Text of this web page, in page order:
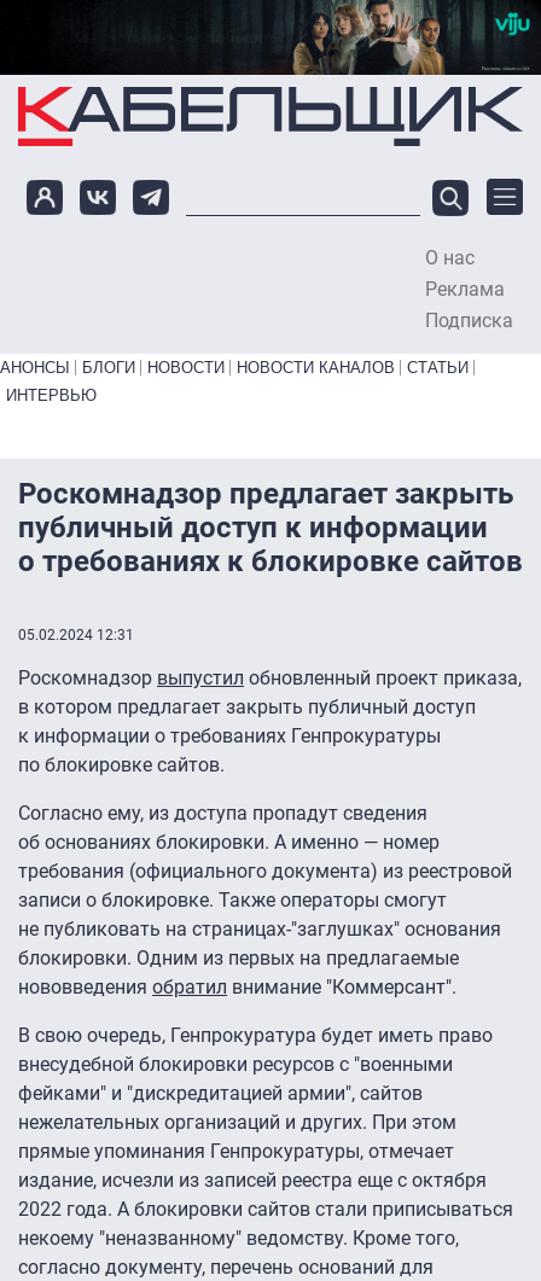
Перейти к основному содержанию
О нас
Реклама
Подписка
Primary links bottom
АНОНСЫ БЛОГИ НОВОСТИ НОВОСТИ КАНАЛОВ
СТАТЬИ
ИНТЕРВЬЮ
Роскомнадзор предлагает закрыть
публичный доступ к информации
о требованиях к блокировке сайтов
05.02.2024 12:31
Роскомнадзор выпустил обновленный проект приказа,
в котором предлагает закрыть публичный доступ
к информации о требованиях Генпрокуратуры
по блокировке сайтов.
Согласно ему, из доступа пропадут сведения
об основаниях блокировки. А именно — номер
требования (официального документа) из реестровой
записи о блокировке. Также операторы смогут
не публиковать на страницах-"заглушках" основания
блокировки. Одним из первых на предлагаемые
нововведения обратил внимание "Коммерсант".
В свою очередь, Генпрокуратура будет иметь право
внесудебной блокировки ресурсов с "военными
фейками" и "дискредитацией армии", сайтов
нежелательных организаций и других. При этом
прямые упоминания Генпрокуратуры, отмечает
издание, исчезли из записей реестра еще с октября
2022 года. А блокировки сайтов стали приписываться
некоему "неназванному" ведомству. Кроме того,
согласно документу, перечень оснований для